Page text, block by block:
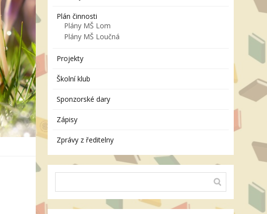
Plán činnosti
Plány MŠ Lom
Plány MŠ Loučná
Projekty
Školní klub
Sponzorské dary
Zápisy
Zprávy z ředitelny